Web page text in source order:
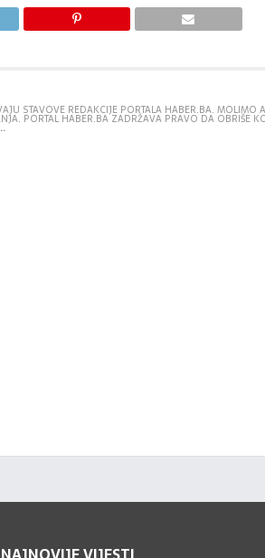
STAVOVE REDAKCIJE PORTALA HABER.BA. MOLIMO
PORTAL HABER.BA ZADRŽAVA PRAVO DA OBRIŠE